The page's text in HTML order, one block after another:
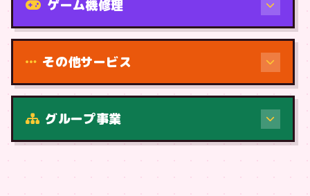
ゲーム機修理
その他サービス
グループ事業